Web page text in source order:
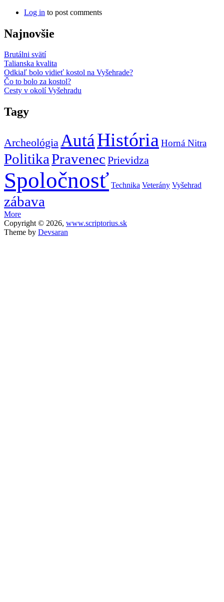
Log in to post comments
Najnovšie
Brutálni svätí
Talianska kvalita
Odkiaľ bolo vidieť kostol na Vyšehrade?
Čo to bolo za kostol?
Cesty v okolí Vyšehradu
Tagy
ArcheológiaAutáHistória Horná Nitra
PolitikaPravenec Prievidza
Spoločnosť Technika Veterány Vyšehrad
zábava
More
Copyright © 2026, www.scriptorius.sk
Theme by Devsaran